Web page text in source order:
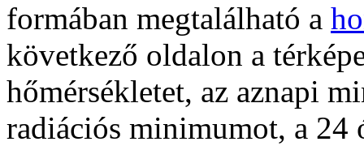
formában megtalálható a
következő oldalon a
hőmérsékletet, az aznapi
radiációs minimumot, a 24